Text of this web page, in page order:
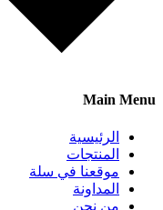
Main Menu
الرئيسية
المنتجات
موقعنا في سلة
المداونة
من نحن